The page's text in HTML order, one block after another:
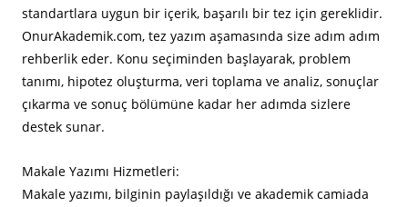
standartlara uygun bir içerik, başarılı bir tez için gereklidir.
OnurAkademik.com, tez yazım aşamasında size adım adım
rehberlik eder. Konu seçiminden başlayarak, problem
tanımı, hipotez oluşturma, veri toplama ve analiz, sonuçlar
çıkarma ve sonuç bölümüne kadar her adımda sizlere
destek sunar.
Makale Yazımı Hizmetleri:
Makale yazımı, bilginin paylaşıldığı ve akademik camiada